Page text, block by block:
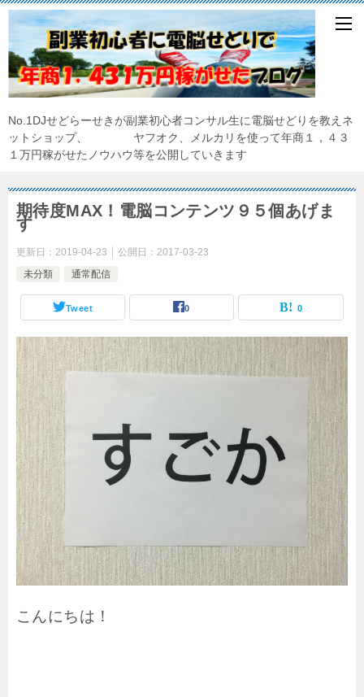
No.1DJせどらーせきが副業初心者コンサル生に電脳せどりを教えネ
ットショップ、 ヤフオク、メルカリを使って年商１，４３
１万円稼がせたノウハウ等を公開していきます
期待度MAX！電脳コンテンツ９５個あげま
す
更新日： 2019-04-23 公開日： 2017-03-23
未分類
通常配信
Tweet 0 0
こんにちは！